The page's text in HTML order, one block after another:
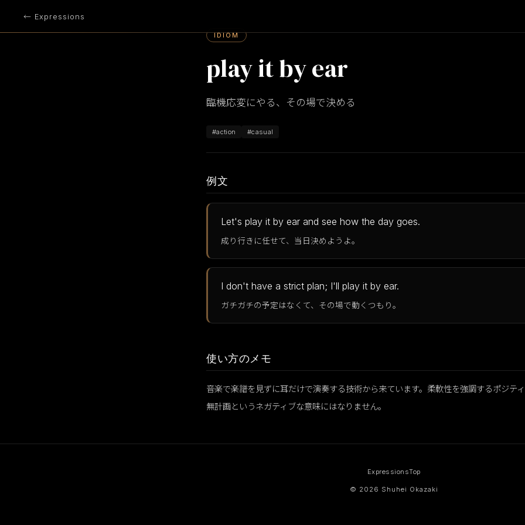
← Expressions
IDIOM
play it by ear
臨機応変にやる、その場で決める
#action #casual
例文
Let's play it by ear and see how the day goes.
成り行きに任せて、当日決めようよ。
I don't have a strict plan; I'll play it by ear.
ガチガチの予定はなくて、その場で動くつもり。
使い方のメモ
音楽で楽譜を見ずに耳だけで演奏する技術から来ています。柔軟性を強調するポジティ
無計画というネガティブな意味にはなりません。
ExpressionsTop
© 2026 Shuhei Okazaki